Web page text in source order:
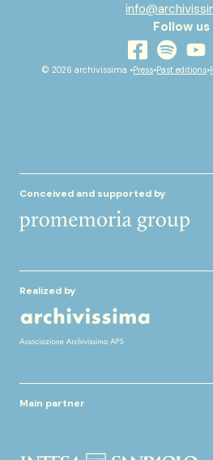
Follow us
facebook
spotify
© 2026 archivissima •Press•Past editions•
Conceived and supported by
Realized by
Main partner